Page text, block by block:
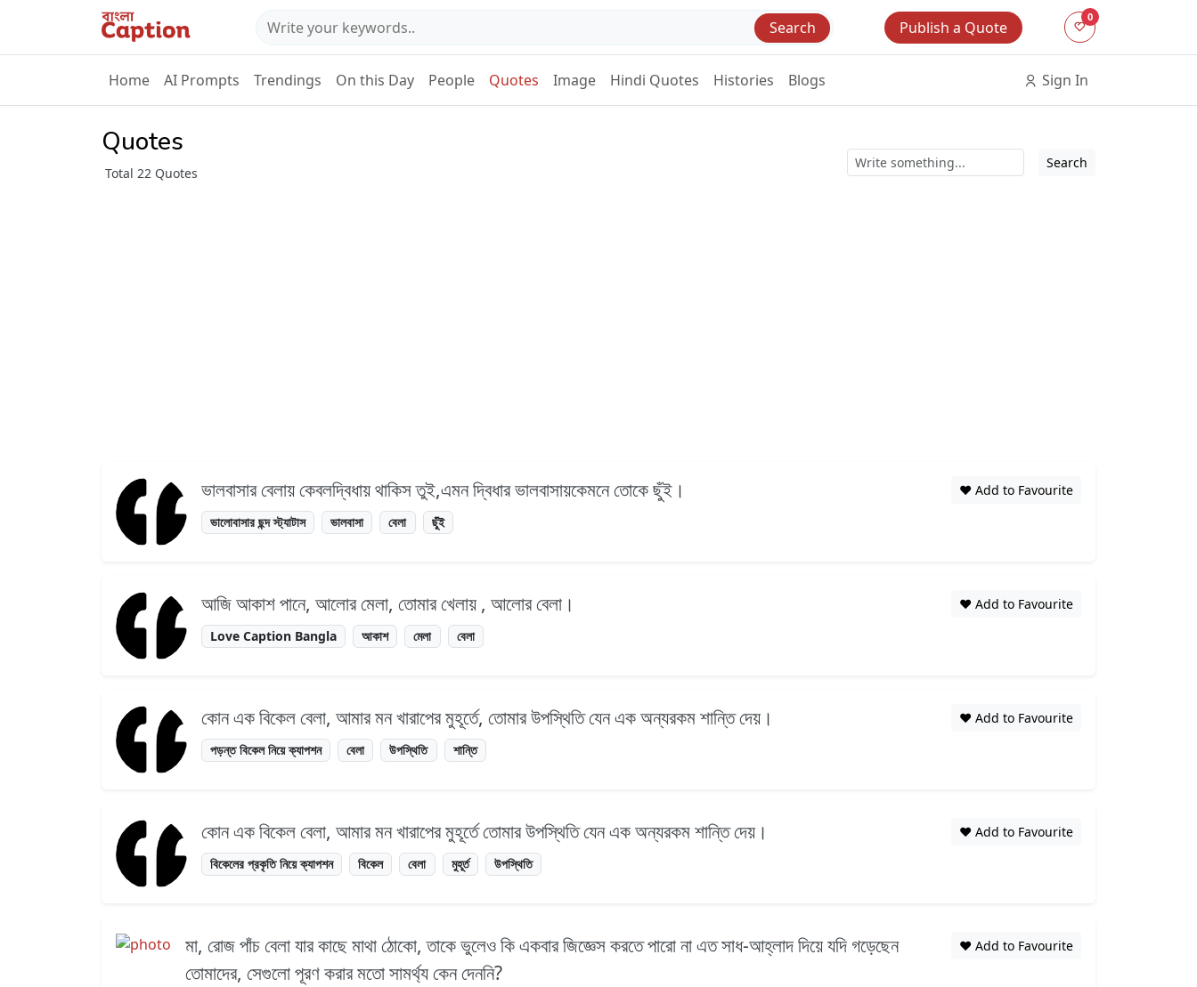
Search Publish a Quote
0
Home AI Prompts Trendings On this Day People Quotes Image Hindi Quotes Histories Blogs Sign In
Quotes
Total 22 Quotes
Search
ভালবাসার বেলায় কেবলদ্বিধায় থাকিস তুই,এমন দ্বিধার ভালবাসায়কেমনে তোকে ছুঁই।
ভালোবাসার ছন্দ স্ট্যাটাস ভালবাসা বেলা ছুঁই
❤️ Add to Favourite
আজি আকাশ পানে, আলোর মেলা, তোমার খেলায় , আলোর বেলা।
Love Caption Bangla আকাশ মেলা বেলা
❤️ Add to Favourite
কোন এক বিকেল বেলা, আমার মন খারাপের মুহূর্তে, তোমার উপস্থিতি যেন এক অন্যরকম শান্তি দেয়।
পড়ন্ত বিকেল নিয়ে ক্যাপশন বেলা উপস্থিতি শান্তি
❤️ Add to Favourite
কোন এক বিকেল বেলা, আমার মন খারাপের মুহূর্তে তোমার উপস্থিতি যেন এক অন্যরকম শান্তি দেয়।
বিকেলের প্রকৃতি নিয়ে ক্যাপশন বিকেল বেলা মুহূর্ত উপস্থিতি
❤️ Add to Favourite
মা, রোজ পাঁচ বেলা যার কাছে মাথা ঠোকো, তাকে ভুলেও কি একবার জিজ্ঞেস করতে পারো না এত সাধ-আহ্লাদ দিয়ে যদি গড়েছেন
তোমাদের, সেগুলো পূরণ করার মতো সামর্থ্য কেন দেননি?
❤️ Add to Favourite